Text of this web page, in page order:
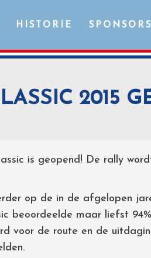
HISTORIE SPONSORS
2015
is geopend! De rally
op de in de afgelopen
beoordeelde maar liefst
voor de route en de